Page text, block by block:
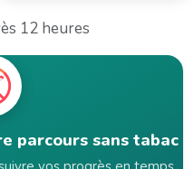
12 heures
parcours sans tabac